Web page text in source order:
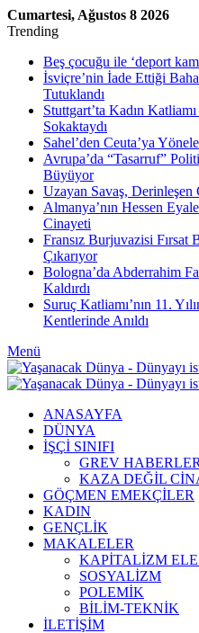
Cumartesi, Ağustos 8 2026
Trending
Beş çocuğu ile ‘deport
İsviçre’nin İade Ettiği
Tutuklandı
Stuttgart’ta Kadın
Sokaktaydı
Sahel’den Ceuta’ya
Avrupa’da “Tasarruf”
Büyüyor
Uzayan Savaş, Derinleşen
Almanya’nın Hessen
Cinayeti
Fransız Burjuvazisi Fırsat
Çıkarıyor
Bologna’da Abderrahim
Kaldırdı
Suruç Katliamı’nın 11.
Kentlerinde Anıldı
Menü
ANASAYFA
DÜNYA
İŞÇİ SINIFI
GREV
KAZA DEĞİL
GÖÇMEN EMEKÇİLER
KADIN
GENÇLİK
MAKALELER
KAPİTALİZM
SOSYALİZM
POLEMİK
BİLİM-TEKNİK
ILETIŞIM